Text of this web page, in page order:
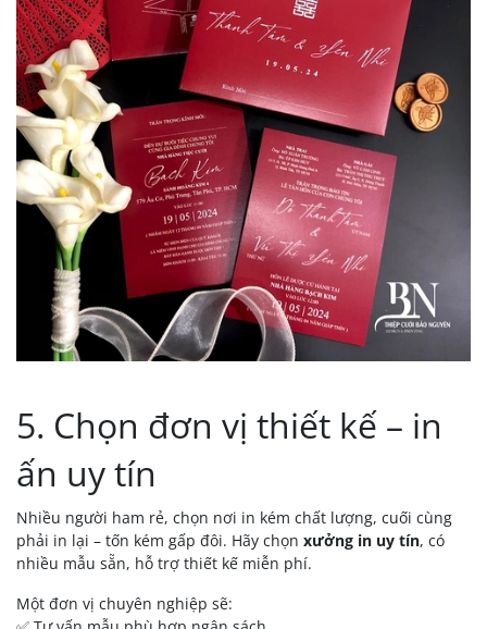
5. Chọn đơn vị thiết kế – in
ấn uy tín
Nhiều người ham rẻ, chọn nơi in kém chất lượng, cuối cùng
phải in lại – tốn kém gấp đôi. Hãy chọn xưởng in uy tín, có
nhiều mẫu sẵn, hỗ trợ thiết kế miễn phí.
Một đơn vị chuyên nghiệp sẽ: